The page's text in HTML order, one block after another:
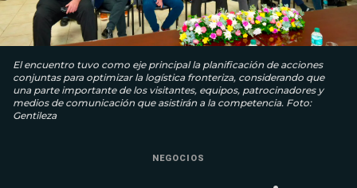
El encuentro tuvo como eje principal la planificación de acciones
conjuntas para optimizar la logística fronteriza, considerando que
una parte importante de los visitantes, equipos, patrocinadores y
medios de comunicación que asistirán a la competencia. Foto:
Gentileza
NEGOCIOS